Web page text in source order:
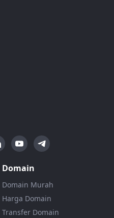
Domain
Domain Murah
Harga Domain
Transfer Domain